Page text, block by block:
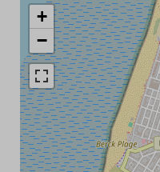
+
−